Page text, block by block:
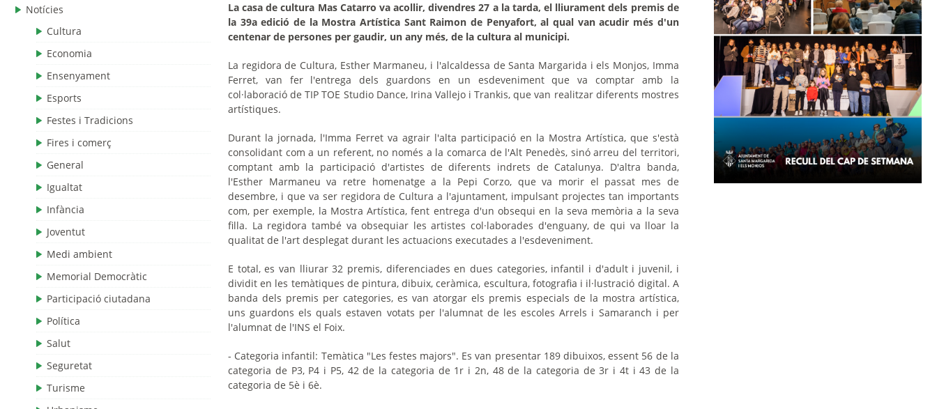
Notícies
Cultura
Economia
Ensenyament
Esports
Festes i Tradicions
Fires i comerç
General
Igualtat
Infància
Joventut
Medi ambient
Memorial Democràtic
Participació ciutadana
Política
Salut
Seguretat
Turisme
La casa de cultura Mas Catarro va acollir, divendres 27 a la tarda, el lliurament dels premis de
la 39a edició de la Mostra Artística Sant Raimon de Penyafort, al qual van acudir més d'un
centenar de persones per gaudir, un any més, de la cultura al municipi.
La regidora de Cultura, Esther Marmaneu, i l'alcaldessa de Santa Margarida i els Monjos, Imma
Ferret, van fer l'entrega dels guardons en un esdeveniment que va comptar amb la
col·laboració de TIP TOE Studio Dance, Irina Vallejo i Trankis, que van realitzar diferents mostres
artístiques.
Durant la jornada, l'Imma Ferret va agrair l'alta participació en la Mostra Artística, que s'està
consolidant com a un referent, no només a la comarca de l'Alt Penedès, sinó arreu del territori,
comptant amb la participació d'artistes de diferents indrets de Catalunya. D'altra banda,
l'Esther Marmaneu va retre homenatge a la Pepi Corzo, que va morir el passat mes de
desembre, i que va ser regidora de Cultura a l'ajuntament, impulsant projectes tan importants
com, per exemple, la Mostra Artística, fent entrega d'un obsequi en la seva memòria a la seva
filla. La regidora també va obsequiar les artistes col·laborades d'enguany, de qui va lloar la
qualitat de l'art desplegat durant les actuacions executades a l'esdeveniment.
E total, es van lliurar 32 premis, diferenciades en dues categories, infantil i d'adult i juvenil, i
dividit en les temàtiques de pintura, dibuix, ceràmica, escultura, fotografia i il·lustració digital. A
banda dels premis per categories, es van atorgar els premis especials de la mostra artística,
uns guardons els quals estaven votats per l'alumnat de les escoles Arrels i Samaranch i per
l'alumnat de l'INS el Foix.
- Categoria infantil: Temàtica "Les festes majors". Es van presentar 189 dibuixos, essent 56 de la
categoria de P3, P4 i P5, 42 de la categoria de 1r i 2n, 48 de la categoria de 3r i 4t i 43 de la
categoria de 5è i 6è.